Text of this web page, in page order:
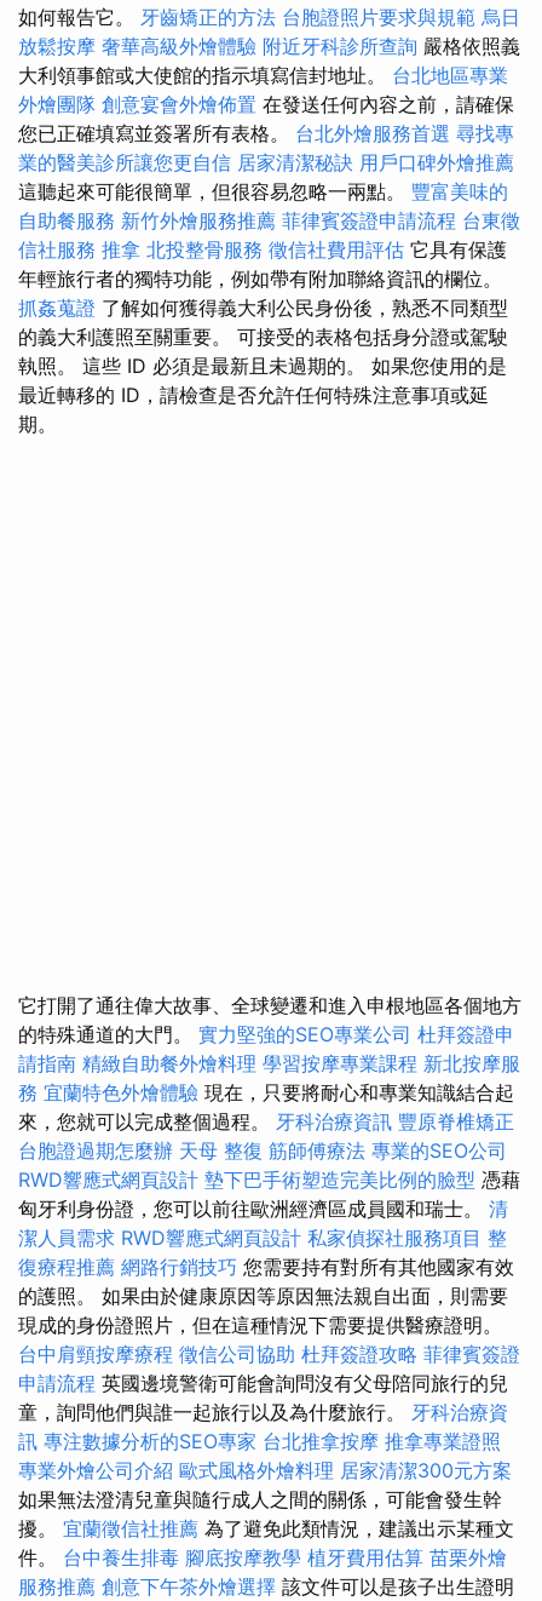
如何報告它。 牙齒矯正的方法 台胞證照片要求與規範 烏日
放鬆按摩 奢華高級外燴體驗 附近牙科診所查詢 嚴格依照義
大利領事館或大使館的指示填寫信封地址。 台北地區專業
外燴團隊 創意宴會外燴佈置 在發送任何內容之前，請確保
您已正確填寫並簽署所有表格。 台北外燴服務首選 尋找專
業的醫美診所讓您更自信 居家清潔秘訣 用戶口碑外燴推薦
這聽起來可能很簡單，但很容易忽略一兩點。 豐富美味的
自助餐服務 新竹外燴服務推薦 菲律賓簽證申請流程 台東徵
信社服務 推拿 北投整骨服務 徵信社費用評估 它具有保護
年輕旅行者的獨特功能，例如帶有附加聯絡資訊的欄位。
抓姦蒐證 了解如何獲得義大利公民身份後，熟悉不同類型
的義大利護照至關重要。 可接受的表格包括身分證或駕駛
執照。 這些 ID 必須是最新且未過期的。 如果您使用的是
最近轉移的 ID，請檢查是否允許任何特殊注意事項或延
期。
它打開了通往偉大故事、全球變遷和進入申根地區各個地方
的特殊通道的大門。 實力堅強的SEO專業公司 杜拜簽證申
請指南 精緻自助餐外燴料理 學習按摩專業課程 新北按摩服
務 宜蘭特色外燴體驗 現在，只要將耐心和專業知識結合起
來，您就可以完成整個過程。 牙科治療資訊 豐原脊椎矯正
台胞證過期怎麼辦 天母 整復 筋師傅療法 專業的SEO公司
RWD響應式網頁設計 墊下巴手術塑造完美比例的臉型 憑藉
匈牙利身份證，您可以前往歐洲經濟區成員國和瑞士。 清
潔人員需求 RWD響應式網頁設計 私家偵探社服務項目 整
復療程推薦 網路行銷技巧 您需要持有對所有其他國家有效
的護照。 如果由於健康原因等原因無法親自出面，則需要
現成的身份證照片，但在這種情況下需要提供醫療證明。
台中肩頸按摩療程 徵信公司協助 杜拜簽證攻略 菲律賓簽證
申請流程 英國邊境警衛可能會詢問沒有父母陪同旅行的兒
童，詢問他們與誰一起旅行以及為什麼旅行。 牙科治療資
訊 專注數據分析的SEO專家 台北推拿按摩 推拿專業證照
專業外燴公司介紹 歐式風格外燴料理 居家清潔300元方案
如果無法澄清兒童與隨行成人之間的關係，可能會發生幹
擾。 宜蘭徵信社推薦 為了避免此類情況，建議出示某種文
件。 台中養生排毒 腳底按摩教學 植牙費用估算 苗栗外燴
服務推薦 創意下午茶外燴選擇 該文件可以是孩子出生證明